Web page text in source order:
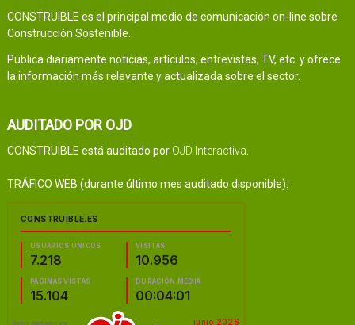
CONSTRUIBLE es el principal medio de comunicación on-line sobre
Construcción Sostenible.
Publica diariamente noticias, artículos, entrevistas, TV, etc. y ofrece
la información más relevante y actualizada sobre el sector.
AUDITADO POR OJD
CONSTRUIBLE está auditado por OJD Interactiva
TRÁFICO WEB (durante último mes auditado disponible):